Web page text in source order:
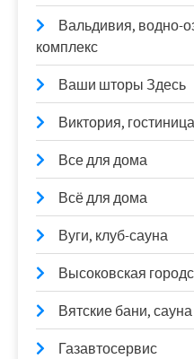
Вальдивия, водно-
комплекс
Ваши шторы Здесь
Виктория, гостиница
Все для дома
Всё для дома
Вуги, клуб-сауна
Высоковская
Вятские бани, сауна
Газавтосервис